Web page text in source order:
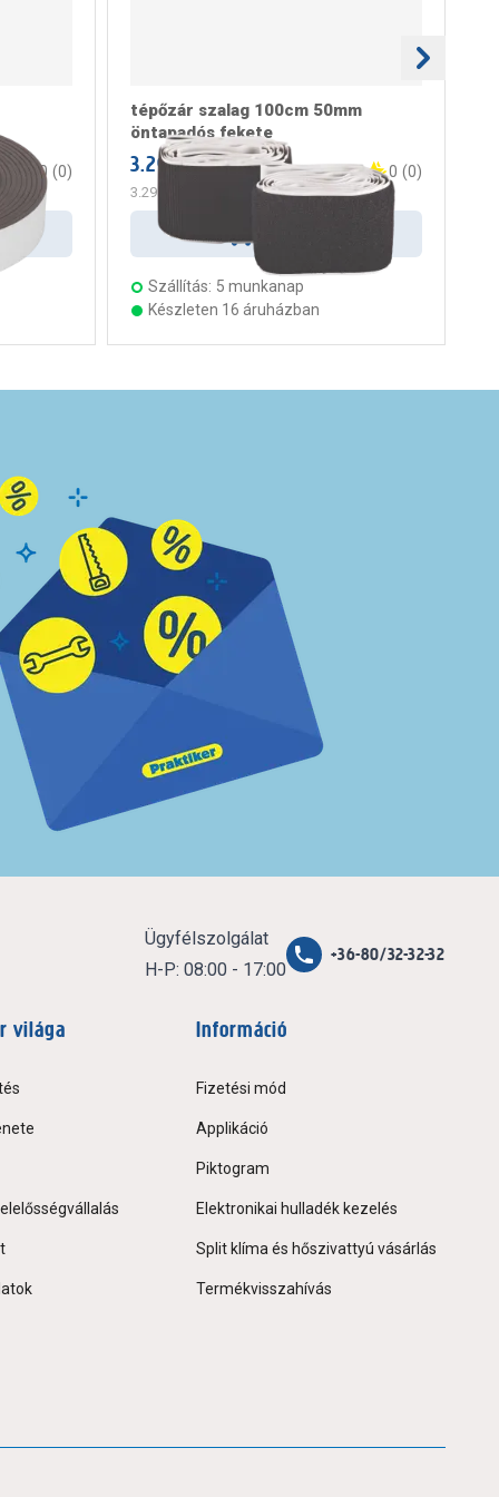
0 (0)
tépőzár szalag 100cm 50mm
öntapadós fekete
3.299 Ft / darab
3.299 Ft
0 (0)
Szállítás: 5 munkanap
Készleten 16 áruházban
Ügyfélszolgálat
H-P: 08:00 - 17:00
+36-80/32-32-32
világa Információ
Fizetési mód
Applikáció
Piktogram
Elektronikai hulladék kezelés
Split klíma és hőszivattyú vásárlás
Termékvisszahívás